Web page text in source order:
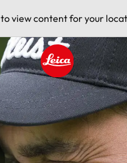
view content for your
Leica logo - Home